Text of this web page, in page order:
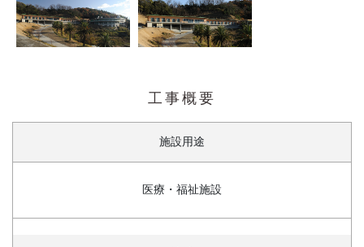
工事概要
施設用途
医療・福祉施設